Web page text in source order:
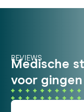
REVIEWS
Medische
voor gingen